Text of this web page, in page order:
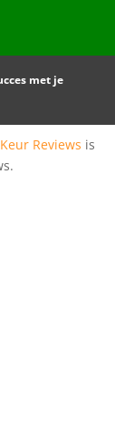
met je
Reviews is